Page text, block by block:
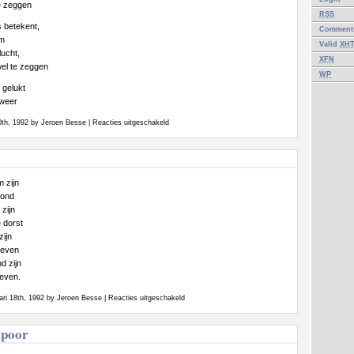
RSS
Valid
XFN
WP
zeggen
betekent,
te zeggen
gelukt
1992 by Jeroen Besse | Reacties uitgeschakeldvoor
zijn
zijn
dorst
zijn
18th, 1992 by Jeroen Besse | Reacties uitgeschakeldvoor